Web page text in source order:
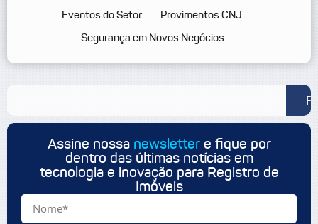
Eventos do Setor
Provimentos CNJ
Segurança em Novos Negócios
Assine nossa newslettere fique por
dentro das últimas notícias em
tecnologia e inovação para Registro de
Imóveis